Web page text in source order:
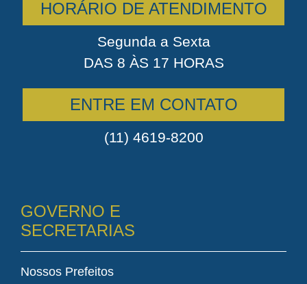
HORÁRIO DE ATENDIMENTO
Segunda a Sexta
DAS 8 ÀS 17 HORAS
ENTRE EM CONTATO
(11) 4619-8200
GOVERNO E
SECRETARIAS
Nossos Prefeitos